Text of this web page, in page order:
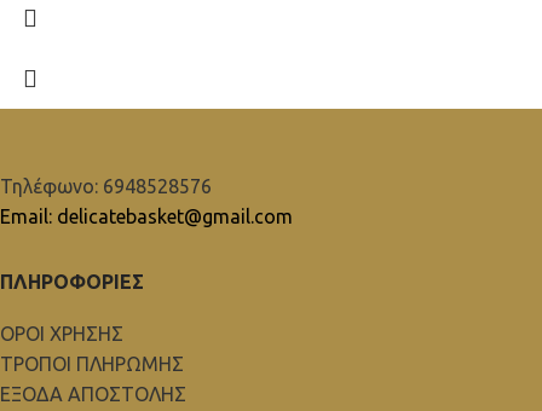
Τηλέφωνο: 6948528576
Email: delicatebasket@gmail.com
ΠΛΗΡΟΦΟΡΙΕΣ
ΟΡΟΙ ΧΡΗΣΗΣ
ΤΡΟΠΟΙ ΠΛΗΡΩΜΗΣ
ΕΞΟΔΑ ΑΠΟΣΤΟΛΗΣ